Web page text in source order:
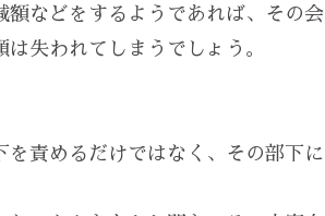
などをするようであれば、その会
失われてしまうでしょう。
責めるだけではなく、その部下に